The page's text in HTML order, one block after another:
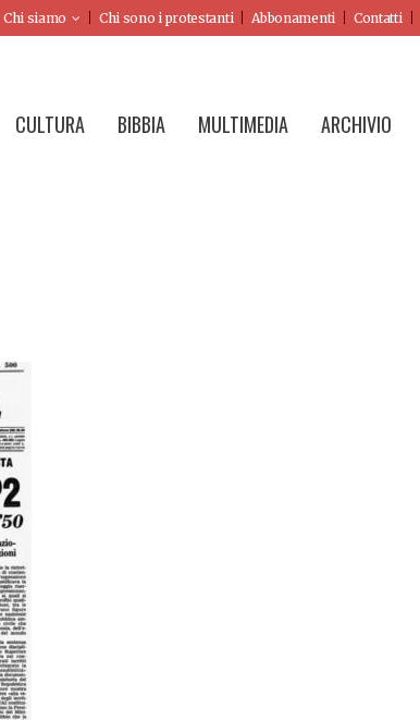
Chi siamo Chi sono i protestanti Abbonamenti Contatti
CULTURA BIBBIA MULTIMEDIA ARCHIVIO